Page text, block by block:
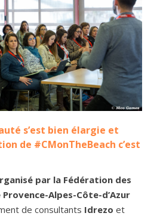
s’est bien élargie et
de #CMonTheBeach c’est
par la Fédération des
Alpes-Côte-d’Azur
de consultants Idrezo et